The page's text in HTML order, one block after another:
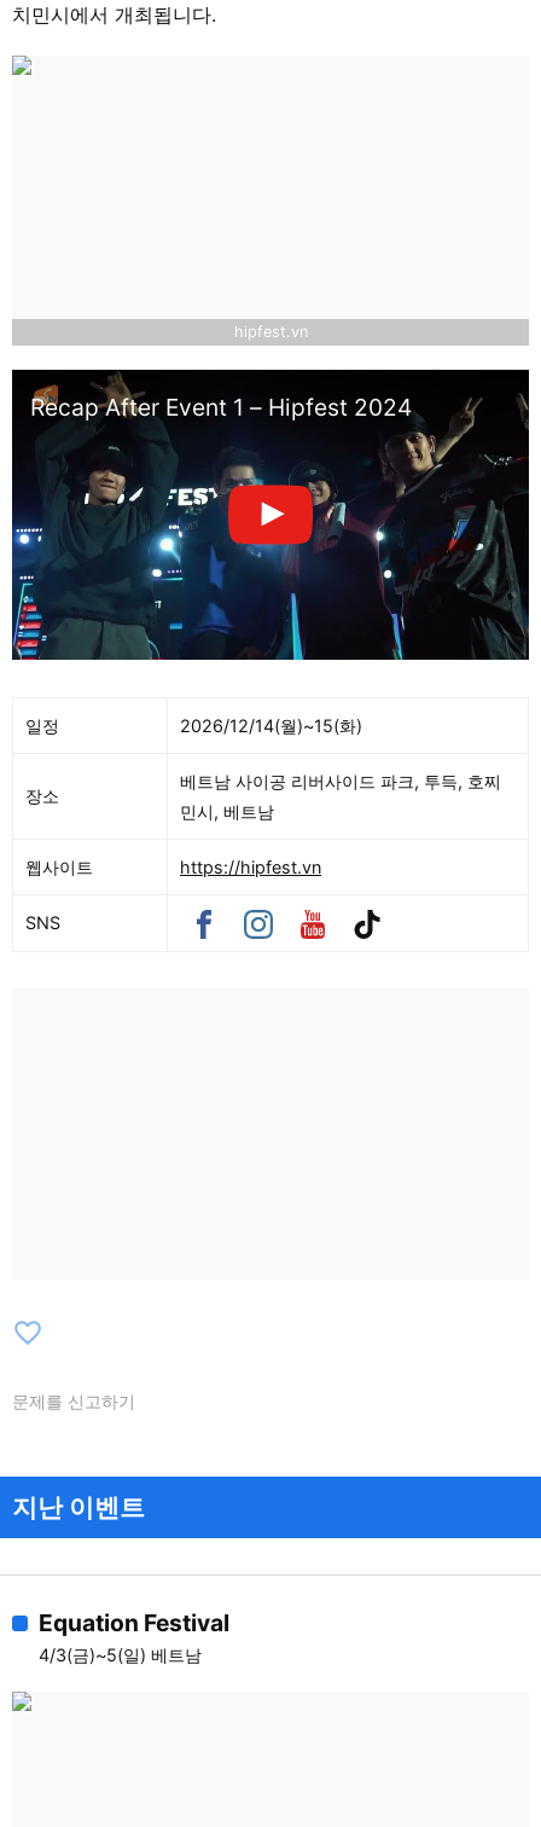
치민시에서 개최됩니다.
hipfest.vn
Recap After Event 1 – Hipfest 2024
일정 2026/12/14(월)~15(화)
장소
베트남 사이공 리버사이드 파크, 투득, 호찌
민시, 베트남
웹사이트 https://hipfest.vn
SNS
favorite_border
문제를 신고하기
지난 이벤트
Equation Festival
4/3(금)~5(일) 베트남